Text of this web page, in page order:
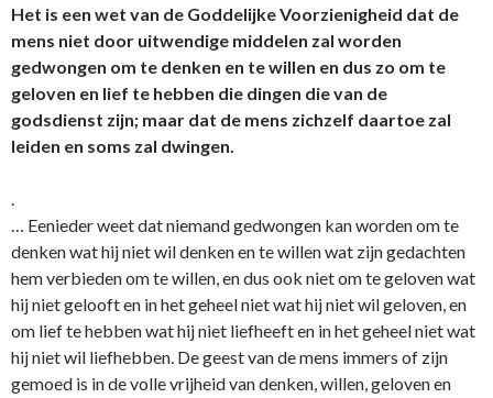
Het is een wet van de Goddelijke Voorzienigheid dat de
mens niet door uitwendige middelen zal worden
gedwongen om te denken en te willen en dus zo om te
geloven en lief te hebben die dingen die van de
godsdienst zijn; maar dat de mens zichzelf daartoe zal
leiden en soms zal dwingen.
.
… Eenieder weet dat niemand gedwongen kan worden om te
denken wat hij niet wil denken en te willen wat zijn gedachten
hem verbieden om te willen, en dus ook niet om te geloven wat
hij niet gelooft en in het geheel niet wat hij niet wil geloven, en
om lief te hebben wat hij niet liefheeft en in het geheel niet wat
hij niet wil liefhebben. De geest van de mens immers of zijn
gemoed is in de volle vrijheid van denken, willen, geloven en